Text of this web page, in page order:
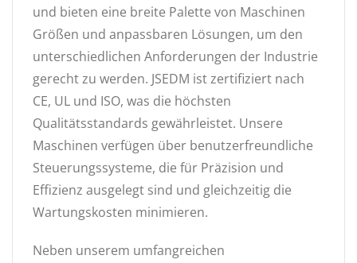
und bieten eine breite Palette von Maschinen
Größen und anpassbaren Lösungen, um den
unterschiedlichen Anforderungen der Industrie
gerecht zu werden. JSEDM ist zertifiziert nach
CE, UL und ISO, was die höchsten
Qualitätsstandards gewährleistet. Unsere
Maschinen verfügen über benutzerfreundliche
Steuerungssysteme, die für Präzision und
Effizienz ausgelegt sind und gleichzeitig die
Wartungskosten minimieren.
Neben unserem umfangreichen